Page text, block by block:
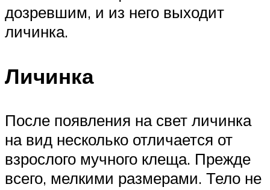
дозревшим, и из него выходит
личинка.
Личинка
После появления на свет личинка
на вид несколько отличается от
взрослого мучного клеща. Прежде
всего, мелкими размерами. Тело не